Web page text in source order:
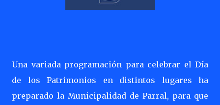
Una variada programación para celebrar el Día
de los Patrimonios en distintos lugares ha
preparado la Municipalidad de Parral, para que